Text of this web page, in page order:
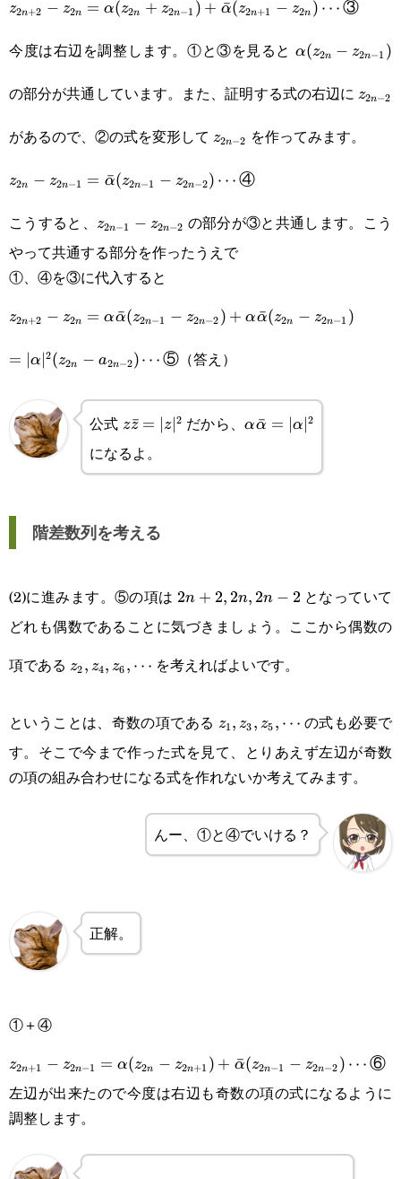
1})+\bar\alpha(z_{2n+1}-
z_{2n})\cdots\text{③}
z2n+2 − z2n = α(z2n + z2n−1 ) + α
ˉ(z2n+1 − z2n ) ⋯③
今度は右辺を調整します。①と③を見ると
\alpha(z_{2n}-
α(z2n − z2n−1 )
の部分が共通しています。また、証明する式の右辺にz2n−2
があるので、②の式を変形して z2n−2 を作ってみます。
1}-z_{2n-
2})\cdots\text{④}
z2n − z2n−1 = α
ˉ(z2n−1 − z2n−2) ⋯ ④
こうすると、
1}-
z_{2n-
z2n−1 − z2n−2 の部分が③と共通します。こう
やって共通する部分を作ったうえで
①、④を③に代入すると
1}-z_{2n-
2})+\alpha\bar\alpha(z_{2n}-
z_{2n-1})\\=|\alpha|^2(z_{2n}-
a_{2n-2})\cdots\text{⑤}
z2n+2 − z2n = αα
ˉ(z2n−1 − z2n−2 ) + αα
ˉ(z2n − z2n−1 )
= α 2(z2n − a2n−2)⋯ ⑤ （答え）
公式 z\bar
z=|z|^2
zz
ˉ = ∣z∣ 2 だから、αα
ˉ = α 2
になるよ。
階差数列を考える
(2)に進みます。⑤の項は 2n+2,2n,2n-
2
2n + 2, 2n, 2n − 2 となっていて
どれも偶数であることに気づきましょう。ここから偶数の
項である
z_2,z_4,z_6,\cdots
z2 , z4, z6 , ⋯ を考えればよいです。
ということは、奇数の項である z_1,z_3,z_5,\cdots
z1 , z3 , z5 , ⋯ の式も必要で
す。そこで今まで作った式を見て、とりあえず左辺が奇数
の項の組み合わせになる式を作れないか考えてみます。
んー、①と④でいける？
正解。
①＋④
1}=\alpha(z_{2n}-
z_{2n+1})+\bar\alpha(z_{2n-
z2n+1 − z2n−1 = α(z2n − z2n+1 ) + α
ˉ(z2n−1 − z2n−2 ) ⋯⑥
左辺が出来たので今度は右辺も奇数の項の式になるように
調整します。